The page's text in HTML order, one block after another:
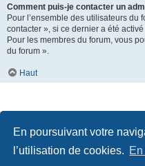
En poursuivant votre
l’utilisation de cookies.
Comment puis-je contacter un
Pour l’ensemble des utilisateurs du
contacter », si ce dernier a été
Pour les membres du forum, vous
du forum ».
Haut
Développé parphpBB®